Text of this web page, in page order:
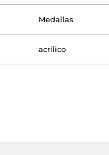
Medallas
acrílico